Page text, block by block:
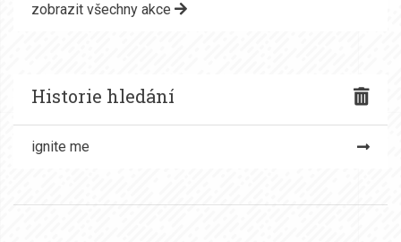
zobrazit všechny akce
Historie hledání
ignite me